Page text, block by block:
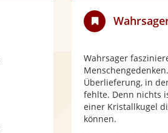
Wahrsager
Überlieferung, in
fehlte. Denn nichts
einer Kristallkugel
können.